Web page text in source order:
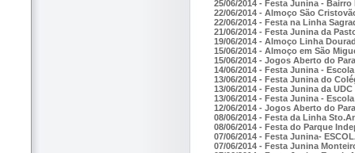
25/06/2014 - Festa Junina - Bairro
22/06/2014 - Almoço São
22/06/2014 - Festa na Linha
21/06/2014 - Festa Junina da
19/06/2014 - Almoço Linha
15/06/2014 - Almoço em São
15/06/2014 - Jogos Aberto do
14/06/2014 - Festa Junina -
13/06/2014 - Festa Junina do
13/06/2014 - Festa Junina da
13/06/2014 - Festa Junina -
12/06/2014 - Jogos Aberto do
08/06/2014 - Festa da Linha
08/06/2014 - Festa do Parque
07/06/2014 - Festa Junina-
07/06/2014 - Festa Junina